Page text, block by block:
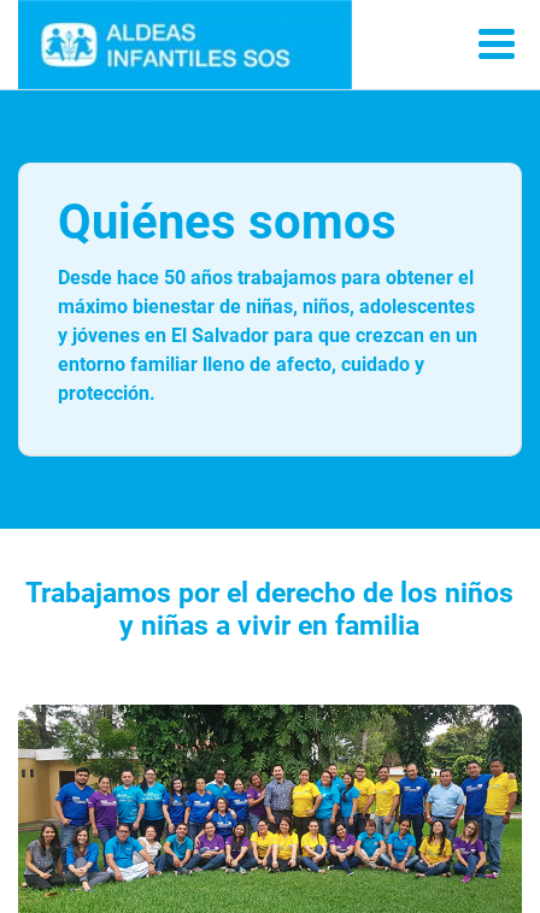
Quiénes somos
Desde hace 50 años trabajamos para obtener el
máximo bienestar de niñas, niños, adolescentes
y jóvenes en El Salvador para que crezcan en un
entorno familiar lleno de afecto, cuidado y
protección.
Trabajamos por el derecho de los niños
y niñas a vivir en familia